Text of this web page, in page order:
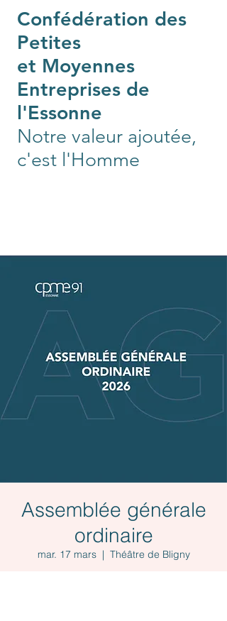
Confédération des
Petites
et Moyennes
Entreprises de
l'Essonne
Notre valeur ajoutée,
c'est l'Homme
Assemblée générale
ordinaire
mar. 17 mars
  |
Théâtre de Bligny